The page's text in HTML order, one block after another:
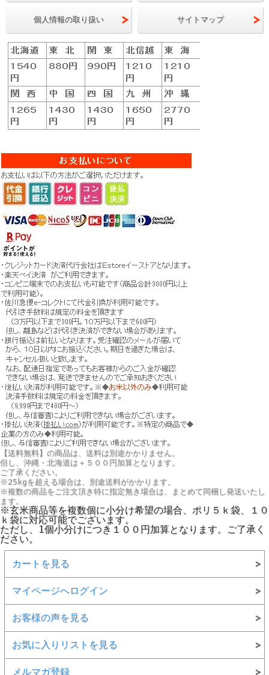
個人情報の取り扱い サイトマップ
【送料無料】の商品は、送料は別途かかりません。
但し、 沖縄・北海道は＋５００円 加算となります。
ご了承ください。
※25kgを超える場合は、別途送料がかかります。
※複数の商品をご注文頂き特に指定無き場合は、まとめて同梱し発送いたし
ます。
※玄米商品等を複数個に小分け希望の場合、ポリ５ｋ袋、１０
ｋ袋に対応可能でございます。
ただし、1個小分けにつき１００円加算となります。ご了承く
ださい。
カートを見る
マイページへログイン
お客様の声を見る
お気に入りリストを見る
メルマガ登録